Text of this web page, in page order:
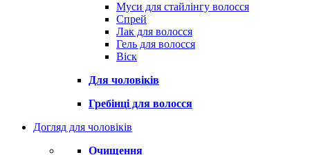
Муси для стайлінгу волосся
Спрей
Лак для волосся
Гель для волосся
Віск
Для чоловіків
Гребінці для волосся
Догляд для чоловіків
Очищення